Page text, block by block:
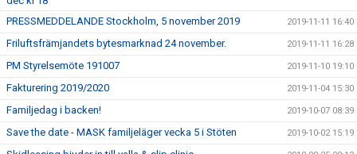
PRESSMEDDELANDE Stockholm, 5 november 2019
2019-11-11 16:40
Friluftsfrämjandets bytesmarknad 24 november. 2019-11-11 16:28
PM Styrelsemöte 191007 2019-11-10 19:10
Fakturering 2019/2020 2019-11-04 15:30
Familjedag i backen! 2019-10-07 08:39
Save the date - MASK familjeläger vecka 5 i Stöten 2019-10-02 15:19